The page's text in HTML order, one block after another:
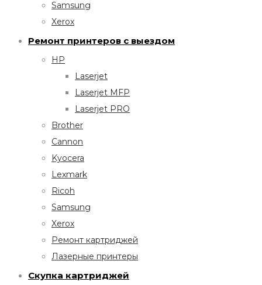
Samsung
Xerox
Ремонт принтеров с выездом
HP
Laserjet
Laserjet MFP
Laserjet PRO
Brother
Cannon
Kyocera
Lexmark
Ricoh
Samsung
Xerox
Ремонт картриджей
Лазерные принтеры
Скупка картриджей